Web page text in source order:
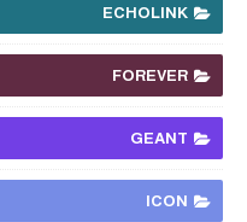
ECHOLINK
FOREVER
GEANT
ICON